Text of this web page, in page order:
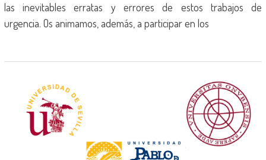
las inevitables erratas y errores de estos trabajos de
urgencia. Os animamos, además, a participar en los